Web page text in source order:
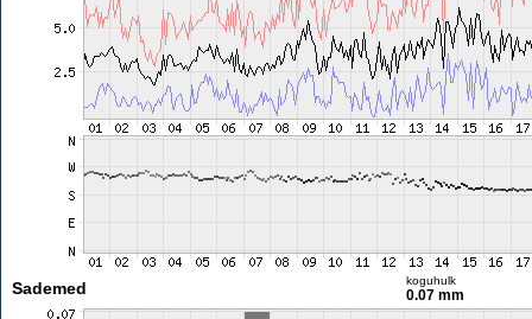
Sademed koguhulk
0.07 mm